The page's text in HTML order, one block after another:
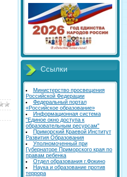
Ссылки
Министерство просвещения
Российской Федерации
Федеральный портал
«Российское образование»
Информационная система
"Единое окно доступа к
образовательным ресурсам"
Приморский Краевой Институт
Развития Образования
Уполномоченный при
Губернаторе Приморского края по
правам ребенка
Отдел образования г.Фокино
Наука и образование против
террора